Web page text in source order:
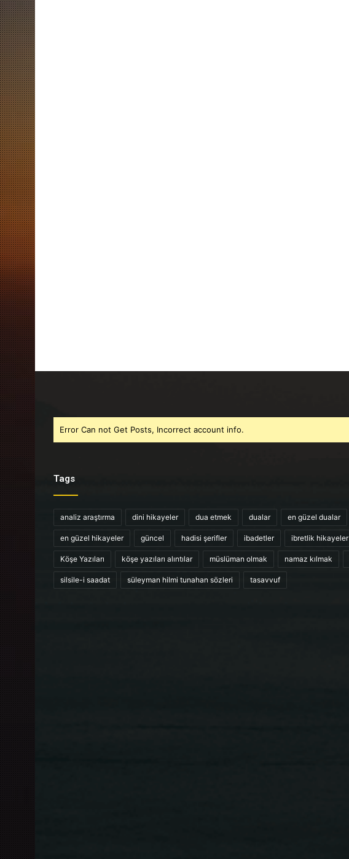
Error Can not Get Posts, Incorrect account info.
Tags
analiz araştırma dini hikayeler dua etmek dualar en güzel dualar
en güzel hikayeler güncel hadisi şerifler ibadetler ibretlik hikayeler
Köşe Yazıları köşe yazıları alıntılar müslüman olmak namaz kılmak
silsile-i saadat süleyman hilmi tunahan sözleri tasavvuf